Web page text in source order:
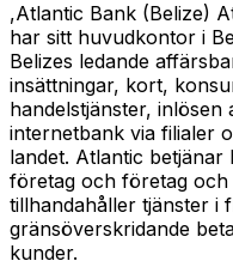
,Atlantic Bank (Belize)
har sitt huvudkontor i
Belizes ledande
insättningar, kort,
handelstjänster,
internetbank via filialer
landet. Atlantic
företag och företag
tillhandahåller tjänster i
gränsöverskridande
kunder.